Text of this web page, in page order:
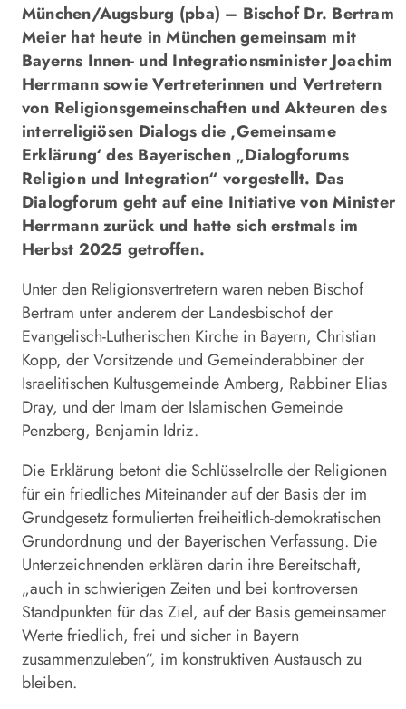
München/Augsburg (pba) – Bischof Dr. Bertram
Meier hat heute in München gemeinsam mit
Bayerns Innen- und Integrationsminister Joachim
Herrmann sowie Vertreterinnen und Vertretern
von Religionsgemeinschaften und Akteuren des
interreligiösen Dialogs die ‚Gemeinsame
Erklärung‘ des Bayerischen „Dialogforums
Religion und Integration“ vorgestellt. Das
Dialogforum geht auf eine Initiative von Minister
Herrmann zurück und hatte sich erstmals im
Herbst 2025 getroffen.
Unter den Religionsvertretern waren neben Bischof
Bertram unter anderem der Landesbischof der
Evangelisch-Lutherischen Kirche in Bayern, Christian
Kopp, der Vorsitzende und Gemeinderabbiner der
Israelitischen Kultusgemeinde Amberg, Rabbiner Elias
Dray, und der Imam der Islamischen Gemeinde
Penzberg, Benjamin Idriz.
Die Erklärung betont die Schlüsselrolle der Religionen
für ein friedliches Miteinander auf der Basis der im
Grundgesetz formulierten freiheitlich-demokratischen
Grundordnung und der Bayerischen Verfassung. Die
Unterzeichnenden erklären darin ihre Bereitschaft,
„auch in schwierigen Zeiten und bei kontroversen
Standpunkten für das Ziel, auf der Basis gemeinsamer
Werte friedlich, frei und sicher in Bayern
zusammenzuleben“, im konstruktiven Austausch zu
bleiben.